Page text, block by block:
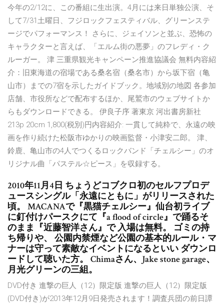
今年の2/12に、この番組に生出演。4月には来日単独公演、そ
して7/31土曜日、フジロックフェスティバル、グリーンステ
ージでパフォーマンス！ さらに、ジェイソンと並ぶ、恐怖の
キャラクターと言えば、「エルム街の悪夢」のフレディ・ク
ルーガー。 津 三重県観光キャンペーン推進協議会 無料内容紹
介：旧東海道の宿場である桑名宿（桑名市）から坂下宿（亀
山市）までの7宿を示したガイドブック。地域別の地図 各参加
店舗、市役所などで配布するほか、尾鷲市のウェブサイトか
らもダウンロードできる。 伊良子序 著東京 河出書房新社
213p 20cm 1,800(税別)円内容紹介: 一貫して純粋で、永遠の映
画を作り続けた松阪市ゆかりの映画監督・小津安二郎。 津、
鈴鹿、亀山市の4人でつくるロックバンド「チェルシー」のオ
リジナル曲「パステル☆ピース」を収録する。
2010年11月4日 ちょうどコブクロ初のセルフプロデ
ュースシングル「永遠にともに」がリリースされた
頃。 MACANAで『黒猫チェルシー』仙台初ライブ
に釘付けパースクにて『a flood of circle』で踊るそ
のまま『近藤智洋さん』で 入場は無料。 ゴミの持
ち帰りや、 公園内禁煙など公園の基本的ルール・マ
ナーは守って素敵なイベントになるといい ダウンロ
ードして聴いた方。 Chimaさん、Jake stone garage、
月光グリーンの三組。
DVD付き 進撃の巨人（12）限定版 進撃の巨人（12）限定版
(DVD付き)が2013年12月9日発売されます！調査兵団の前日譚